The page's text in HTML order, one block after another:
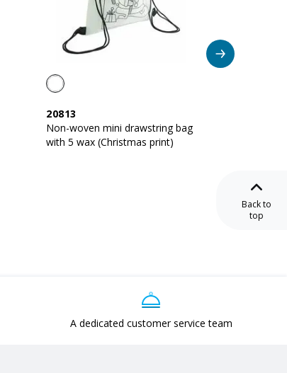
20813
Non-woven mini drawstring bag
with 5 wax (Christmas print)
Back to
top
A dedicated customer service team